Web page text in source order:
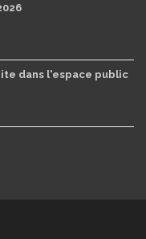
dans l'espace public